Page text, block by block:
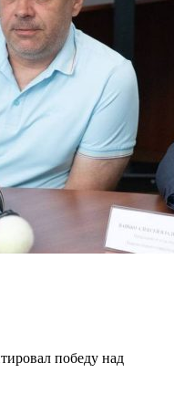
победу над